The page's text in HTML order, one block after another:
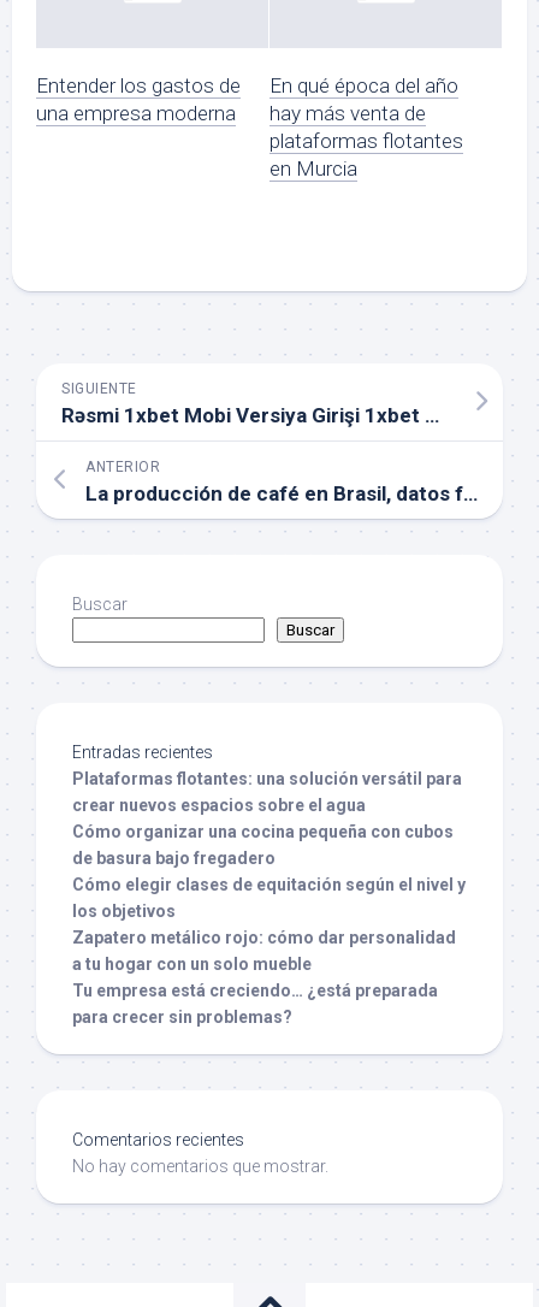
Entender los gastos de
una empresa moderna
En qué época del año
hay más venta de
plataformas flotantes
en Murcia
SIGUIENTE
Rəsmi 1xbet Mobi Versiya Girişi 1xbet Mobile Versiyası Azərbaycan Ü
ANTERIOR
La producción de café en Brasil, datos fascinantes
Buscar
Buscar
Entradas recientes
Plataformas flotantes: una solución versátil para
crear nuevos espacios sobre el agua
Cómo organizar una cocina pequeña con cubos
de basura bajo fregadero
Cómo elegir clases de equitación según el nivel y
los objetivos
Zapatero metálico rojo: cómo dar personalidad
a tu hogar con un solo mueble
Tu empresa está creciendo… ¿está preparada
para crecer sin problemas?
Comentarios recientes
No hay comentarios que mostrar.